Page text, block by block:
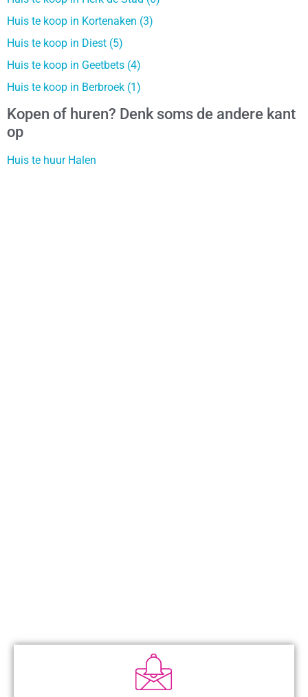
Huis te koop in Kortenaken (3)
Huis te koop in Diest (5)
Huis te koop in Geetbets (4)
Huis te koop in Berbroek (1)
Kopen of huren? Denk soms de andere kant
op
Huis te huur Halen